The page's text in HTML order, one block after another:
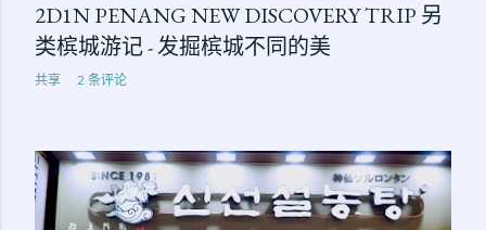
2D1N PENANG NEW DISCOVERY TRIP 另
类槟城游记 - 发掘槟城不同的美
共享 2 条评论